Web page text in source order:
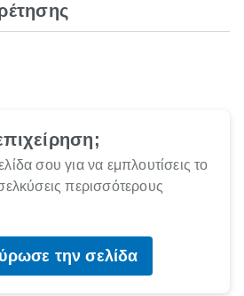
σου για να εμπλουτίσεις το
περισσότερους
την σελίδα